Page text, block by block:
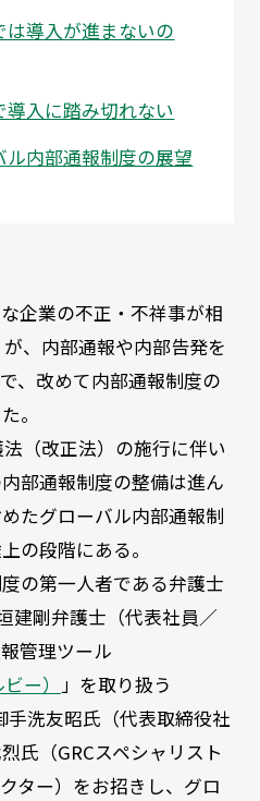
は導入が進まないの
入に踏み切れない
ル内部通報制度の展望
企業の不正・不祥事が相
、内部通報や内部告発を
、改めて内部通報制度の
。
（改正法）の施行に伴い
部通報制度の整備は進ん
たグローバル内部通報制
の段階にある。
の第一人者である弁護士
建剛弁護士（代表社員／
管理ツール
ー） 」を取り扱う
洗友昭氏（代表取締役社
氏（GRCスペシャリスト
ター）をお招きし、グロ